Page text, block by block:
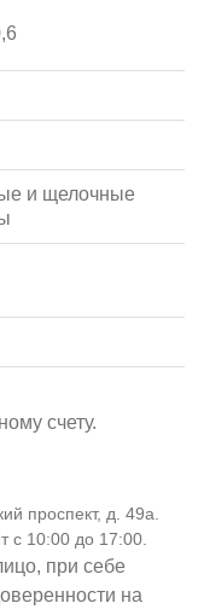
и щелочные
счету.
проспект, д. 49а.
с 10:00 до 17:00.
при себе
на